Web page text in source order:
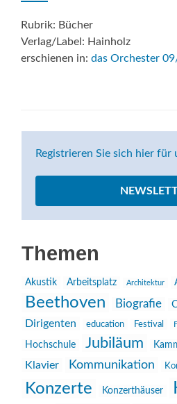
Rubrik: Bücher
Verlag/Label: Hainholz
erschienen in: das Orchester
Registrieren Sie sich hier
Themen
Akustik Arbeitsplatz Architektur
Beethoven Biografie
Dirigenten education Festival
Hochschule Jubiläum
Klavier
Kommunikation
Konzerte Konzerthäuser